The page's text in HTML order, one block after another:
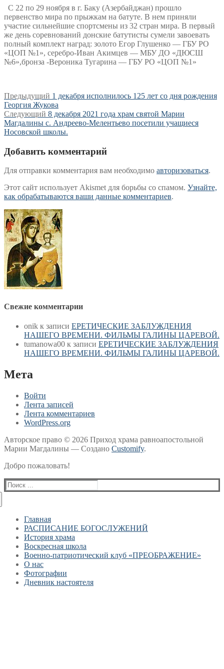
С 22 по 29 ноября в г. Баку (Азербайджан) прошло
первенство мира по прыжкам на батуте. В нем приняли
участие сильнейшие спортсмены из 32 стран мира. В первый
же день соревнований донские батутисты сумели завоевать
полный комплект наград: золото Егор Глушенко — ГБУ РО
«ЦОП №1», серебро-Иван Акимцев — МБУ ДО «ДЮСШ
№6»,бронза -Вероника Тугарина — ГБУ РО «ЦОП №1»
Навигация
по
записям
Предыдущий Предыдущая
запись:
1 декабря исполнилось 125 лет со дня рождения
Георгия Жукова
Следующий Следующая
запись:
8 декабря 2021 года храм святой Марии
Магдалины с. Андреево-Мелентьево посетили учащиеся
Носовской школы.
Добавить комментарий
Для отправки комментария вам необходимо авторизоваться.
Этот сайт использует Akismet для борьбы со спамом. Узнайте,
как обрабатываются ваши данные комментариев.
Свежие комментарии
onik к записи ЕРЕТИЧЕСКИЕ ЗАБЛУЖДЕНИЯ
НАШЕГО ВРЕМЕНИ. ФИЛЬМЫ ГАЛИНЫ ЦАРЕВОЙ.
tumanowa00 к записи ЕРЕТИЧЕСКИЕ ЗАБЛУЖДЕНИЯ
НАШЕГО ВРЕМЕНИ. ФИЛЬМЫ ГАЛИНЫ ЦАРЕВОЙ.
Мета
Войти
Лента записей
Лента комментариев
WordPress.org
Авторское право © 2026 Приход храма равноапостольной
Марии Магдалины — Создано Customify.
Добро пожаловать!
Найти:
Главная
РАСПИСАНИЕ БОГОСЛУЖЕНИЙ
История храма
Воскресная школа
Военно-патриотический клуб «ПРЕОБРАЖЕНИЕ»
О нас
Фотографии
Дневник настоятеля